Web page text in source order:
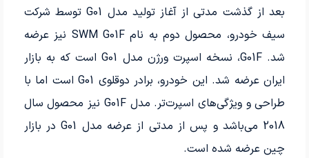
بعد از گذشت مدتی از آغاز تولید مدل G01 توسط شرکت
سیف خودرو، محصول دوم به نام SWM G01F نیز عرضه
شد. G01F، نسخه اسپرت ورژن مدل G01 است که به بازار
ایران عرضه شد. این خودرو، برادر دوقلوی G01 است اما با
طراحی و ویژگی‌های اسپرت‌تر. مدل G01F نیز محصول سال
2018 می‌باشد و پس از مدتی از عرضه مدل G01 در بازار
چین عرضه شده است.